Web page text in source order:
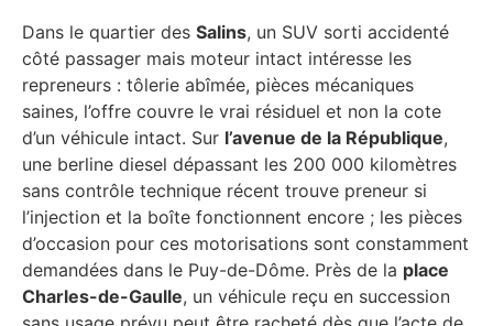
Dans le quartier des Salins, un SUV sorti accidenté
côté passager mais moteur intact intéresse les
repreneurs : tôlerie abîmée, pièces mécaniques
saines, l’offre couvre le vrai résiduel et non la cote
d’un véhicule intact. Sur l’avenue de la République,
une berline diesel dépassant les 200 000 kilomètres
sans contrôle technique récent trouve preneur si
l’injection et la boîte fonctionnent encore ; les pièces
d’occasion pour ces motorisations sont constamment
demandées dans le Puy-de-Dôme. Près de la place
Charles-de-Gaulle, un véhicule reçu en succession